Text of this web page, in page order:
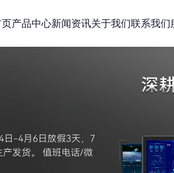
产品中心新闻资讯关于我们联系我们
日-4月6日放假3天，7
发货。 值班电话/微